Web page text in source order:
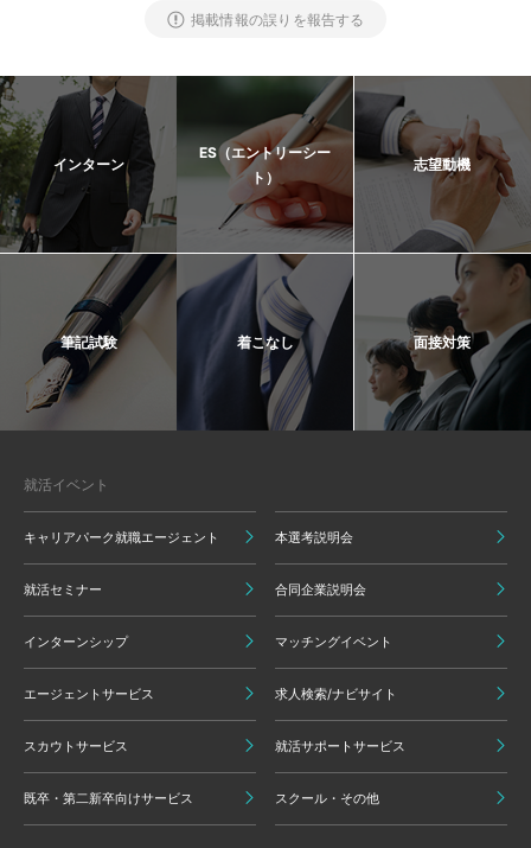
掲載情報の誤りを報告する
インターン
ES（エントリーシー
ト）
志望動機
筆記試験 着こなし 面接対策
就活イベント
キャリアパーク就職エージェント 本選考説明会
就活セミナー 合同企業説明会
インターンシップ マッチングイベント
エージェントサービス 求人検索/ナビサイト
スカウトサービス 就活サポートサービス
既卒・第二新卒向けサービス スクール・その他